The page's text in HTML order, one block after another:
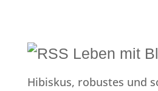
Leben mit
Hibiskus, robustes und